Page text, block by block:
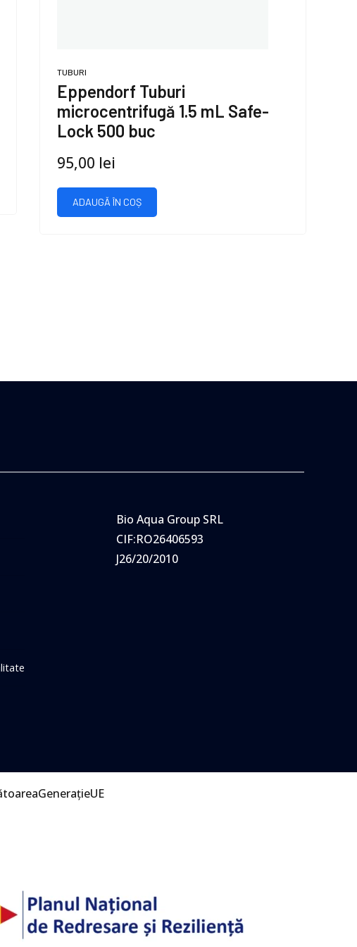
TUBURI
Eppendorf Tuburi
microcentrifugă 1.5 mL Safe-
Lock 500 buc
95,00 lei
ADAUGĂ ÎN COȘ
Bio Aqua Group SRL
CIF:RO26406593
J26/20/2010